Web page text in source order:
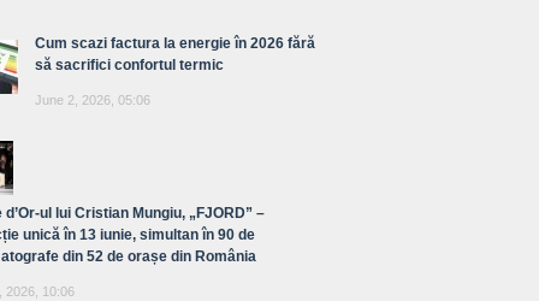
Cum scazi factura la energie în 2026 fără
să sacrifici confortul termic
June 2, 2026, 05:06
d’Or-ul lui Cristian Mungiu, „FJORD” –
unică în 13 iunie, simultan în 90 de
din 52 de orașe din România
2026, 10:06